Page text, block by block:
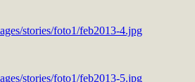
stories/foto1/feb2013-4.jpg
stories/foto1/feb2013-5.jpg